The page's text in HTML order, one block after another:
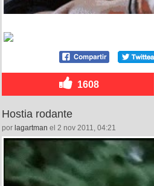
1608
Hostia rodante
por lagartman el 2 nov 2011, 04:21